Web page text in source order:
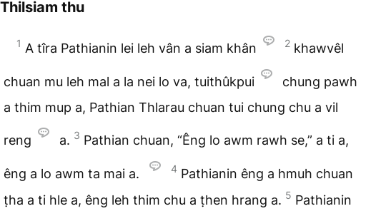
Thilsiam thu
1 A tîra Pathianin lei leh vân a siam khân 2 khawvêl
chuan mu leh mal a la nei lo va, tuithûkpui
chung pawh
a thim mup a, Pathian Thlarau chuan tui chung chu a vil
reng a. 3 Pathian chuan, “Êng lo awm rawh se,” a ti a,
êng a lo awm ta mai a. 4 Pathianin êng a hmuh chuan
ṭha a ti hle a, êng leh thim chu a ṭhen hrang a. 5 Pathianin